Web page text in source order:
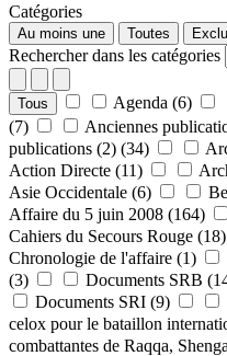
Catégories
Au moins une Toutes
Rechercher dans les catégories
Tous Agenda (6)
(7)
Anciennes
publications (2) (34)
Action Directe (11)
Asie Occidentale (6)
Affaire du 5 juin 2008 (164)
Cahiers du Secours Rouge (18)
Chronologie de l'affaire (1)
(3)
Documents SRB
Documents SRI (9)
celox pour le bataillon
combattantes de Raqqa,